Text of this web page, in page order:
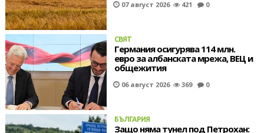
07 август 2026 421 0
СВЯТ
Германия осигурява 114 млн.
евро за албанската мрежа, ВЕЦ и
общежития
06 август 2026 369 0
БЪЛГАРИЯ
Защо няма тунел под Петрохан: